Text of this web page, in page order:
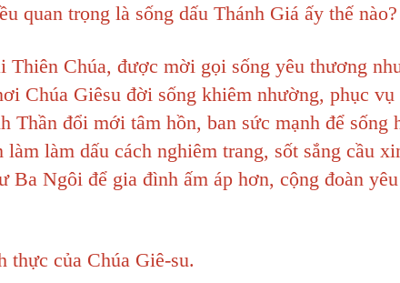
quan trọng là sống dấu Thánh Giá ấy thế nào?
Chúa, được mời gọi sống yêu thương
Chúa Giêsu đời sống khiêm nhường, phục vụ
đổi mới tâm hồn, ban sức mạnh để sống
làm dấu cách nghiêm trang, sốt sắng cầu
Ba Ngôi để gia đình ấm áp hơn, cộng đoàn yêu
thực của Chúa Giê-su.